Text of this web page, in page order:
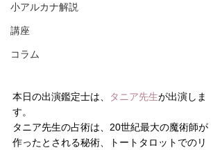
小アルカナ解説
講座
コラム
本日の出演鑑定士は、 タニア先生が出演しま
す。
タニア先生の占術は、20世紀最大の魔術師が
作ったとされる秘術、トートタロットでのリ